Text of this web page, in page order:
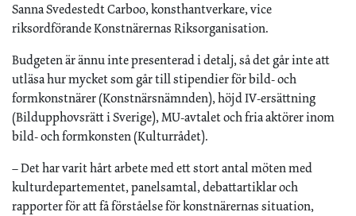
Sanna Svedestedt Carboo, konsthantverkare, vice
riksordförande Konstnärernas Riksorganisation.
Budgeten är ännu inte presenterad i detalj, så det går inte att
utläsa hur mycket som går till stipendier för bild- och
formkonstnärer (Konstnärsnämnden), höjd IV-ersättning
(Bildupphovsrätt i Sverige), MU-avtalet och fria aktörer inom
bild- och formkonsten (Kulturrådet).
– Det har varit hårt arbete med ett stort antal möten med
kulturdepartementet, panelsamtal, debattartiklar och
rapporter för att få förståelse för konstnärernas situation,